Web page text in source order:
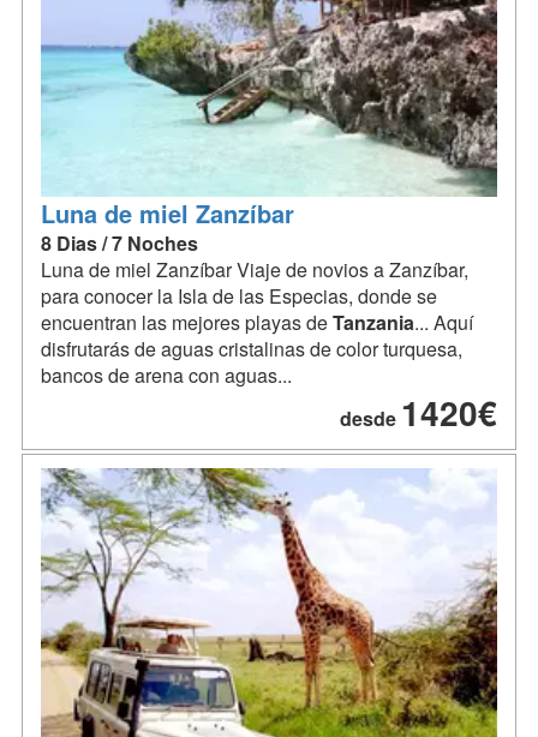
Luna de miel Zanzíbar
8 Dias / 7 Noches
Luna de miel Zanzíbar Viaje de novios a Zanzíbar,
para conocer la Isla de las Especias, donde se
encuentran las mejores playas deTanzania... Aquí
disfrutarás de aguas cristalinas de color turquesa,
bancos de arena con aguas...
desde 1420€